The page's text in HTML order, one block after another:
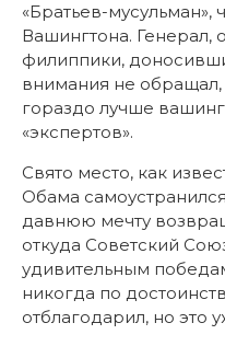
«Братьев-мусульман»,
Вашингтона. Генерал,
филиппики,
внимания не обращал,
гораздо лучше
«экспертов».
Свято место, как
Обама
давнюю мечту
откуда Советский
удивительным
никогда по
отблагодарил, но это